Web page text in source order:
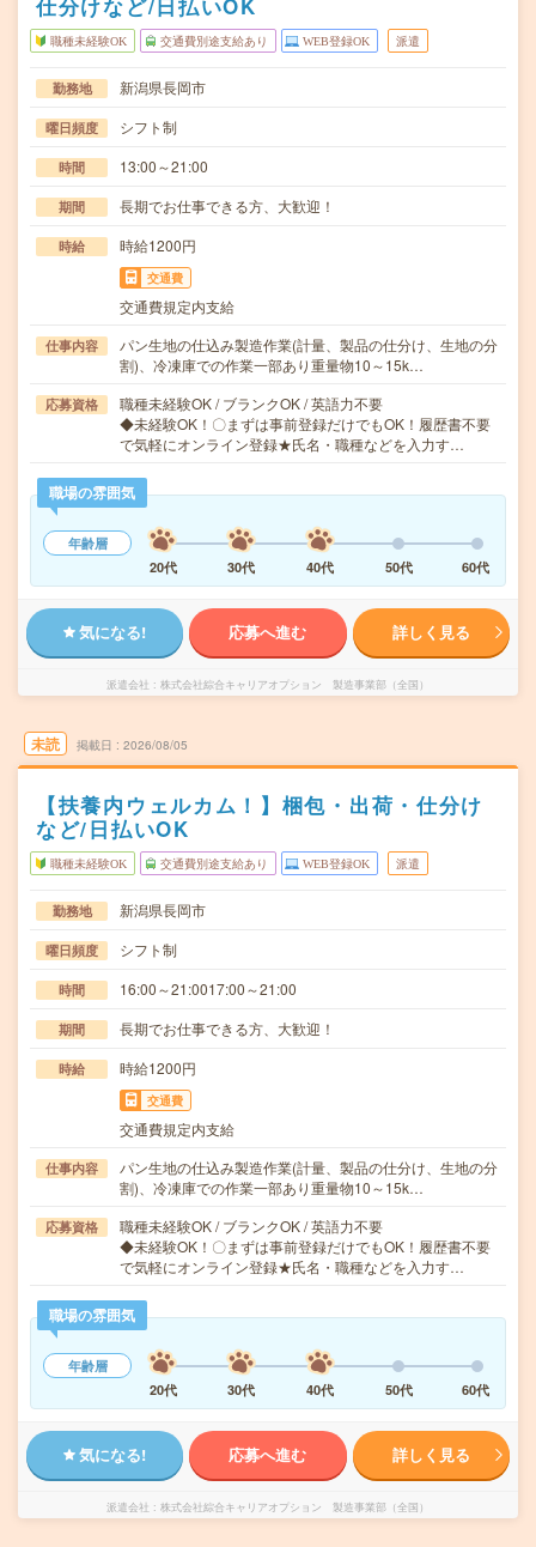
仕分けなど/日払いOK
職種未経験OK 交通費別途支給あり WEB登録OK 派遣
勤務地 新潟県長岡市
曜日頻度 シフト制
時間 13:00～21:00
期間 長期でお仕事できる方、大歓迎！
時給 時給1200円
交通費
交通費規定内支給
仕事内容
パン生地の仕込み製造作業(計量、製品の仕分け、生地の分
割)、冷凍庫での作業一部あり重量物10～15k…
応募資格
職種未経験OK / ブランクOK / 英語力不要
◆未経験OK！〇まずは事前登録だけでもOK！履歴書不要
で気軽にオンライン登録★氏名・職種などを入力す…
職場の雰囲気
年齢層
20代
30代 40代 50代 60代
気になる! 応募へ進む 詳しく見る
派遣会社 株式会社綜合キャリアオプション 製造事業部（全国）
未読 掲載日 2026/08/05
【扶養内ウェルカム！】梱包・出荷・仕分け
など/日払いOK
職種未経験OK 交通費別途支給あり WEB登録OK 派遣
勤務地 新潟県長岡市
曜日頻度 シフト制
時間 16:00～21:0017:00～21:00
期間 長期でお仕事できる方、大歓迎！
時給 時給1200円
交通費
交通費規定内支給
仕事内容
パン生地の仕込み製造作業(計量、製品の仕分け、生地の分
割)、冷凍庫での作業一部あり重量物10～15k…
応募資格
職種未経験OK / ブランクOK / 英語力不要
◆未経験OK！〇まずは事前登録だけでもOK！履歴書不要
で気軽にオンライン登録★氏名・職種などを入力す…
職場の雰囲気
年齢層
20代
30代 40代 50代 60代
気になる! 応募へ進む 詳しく見る
派遣会社 株式会社綜合キャリアオプション 製造事業部（全国）